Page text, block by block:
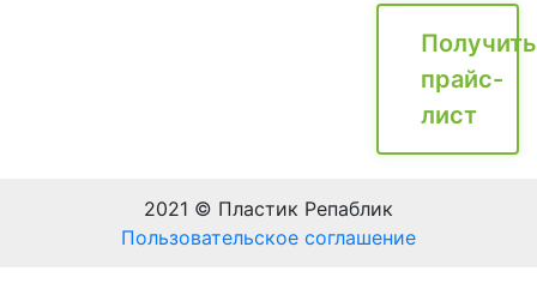
Получить
прайс-
лист
2021 © Пластик Репаблик
Пользовательское соглашение